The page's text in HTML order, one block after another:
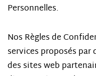
Personnelles.
Nos Règles de
services proposés
des sites web